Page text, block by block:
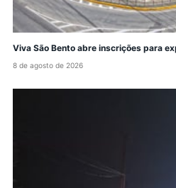
Viva São Bento abre inscrições para
8 de agosto de 2026